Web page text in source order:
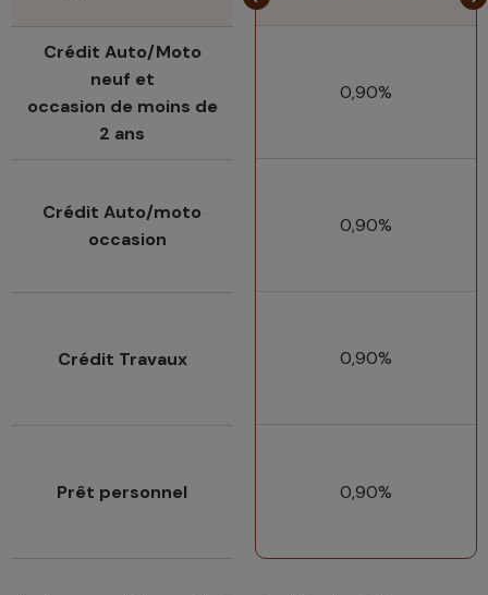
Crédit Auto/Moto
neuf et
occasion de moins de
2 ans
Crédit Auto/moto
occasion
Crédit Travaux
Prêt personnel
0,90%
0,90%
0,90%
0,90%